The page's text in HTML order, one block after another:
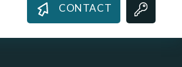
CONTACT